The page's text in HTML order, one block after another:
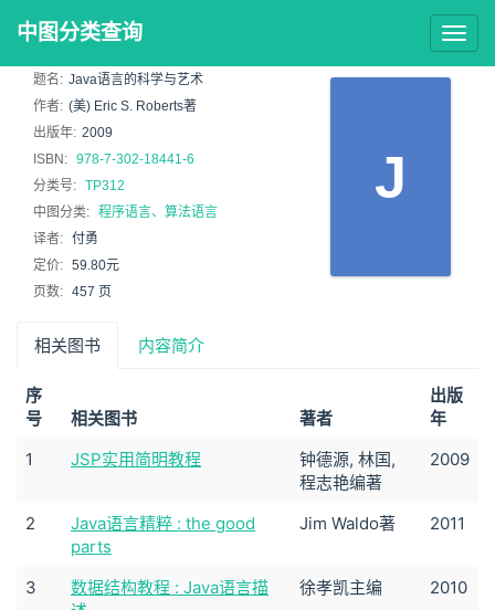
中图分类查询
J
题名: Java语言的科学与艺术
作者: (美) Eric S. Roberts著
出版年: 2009
ISBN: 978-7-302-18441-6
分类号: TP312
中图分类: 程序语言、算法语言
译者: 付勇
定价: 59.80元
页数: 457 页
相关图书 内容简介
序
号
相关图书 著者
出版
年
1
JSP实用简明教程
钟德源, 林国,
程志艳编著
2009
2
Java语言精粹 : the good
parts
Jim Waldo著 2011
3
数据结构教程 : Java语言描
徐孝凯主编 2010